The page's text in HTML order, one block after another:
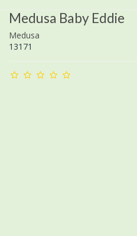
Medusa Baby Eddie
Medusa
13171